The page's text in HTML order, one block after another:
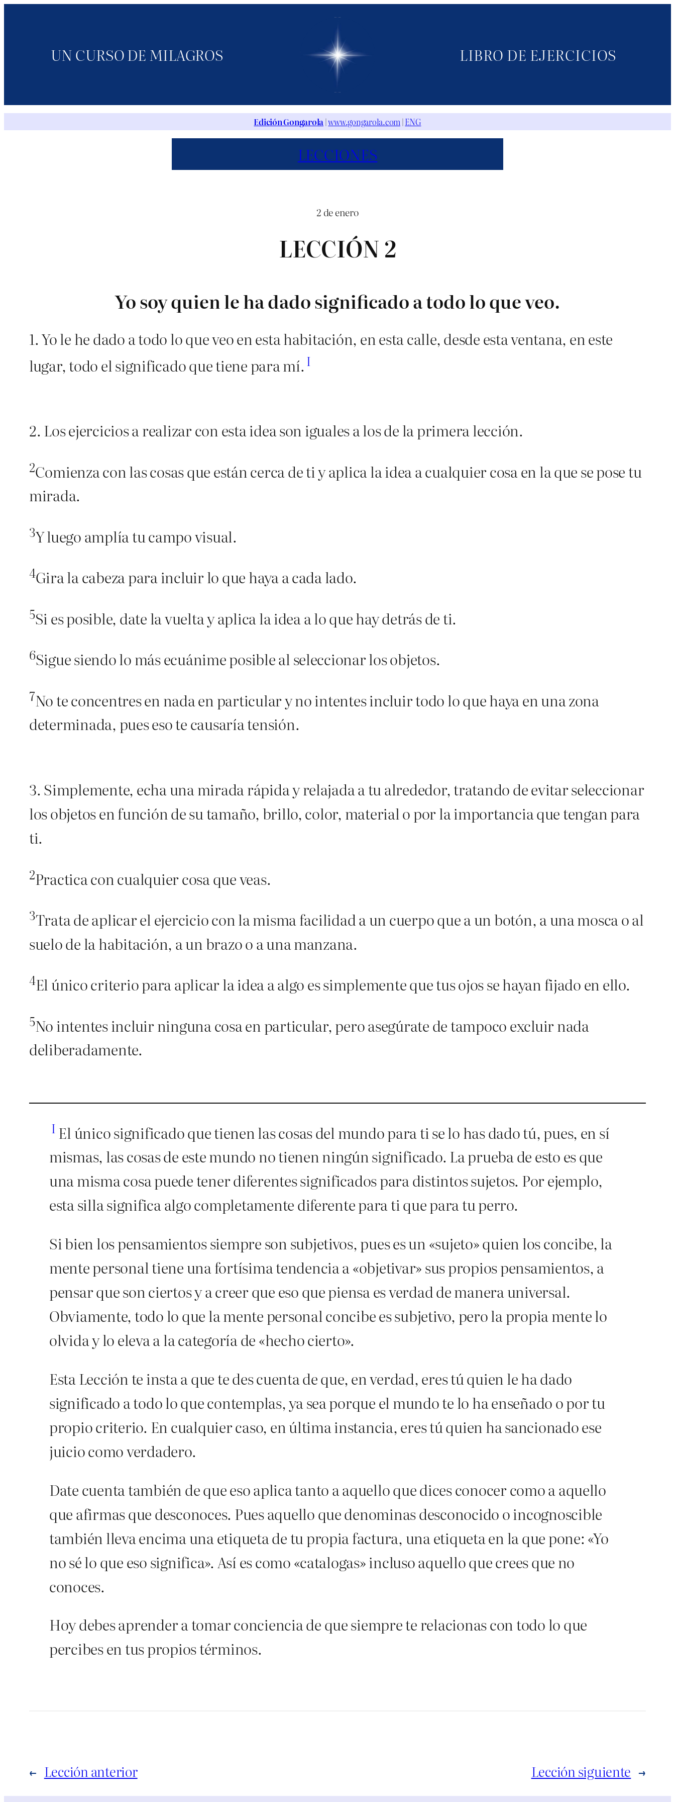
contenidoUN CURSO DE MILAGROS LIBRO DE EJERCICIOS
Edición Gongarola|www.gongarola.com|ENG
LECCIONES
2 de enero
LECCIÓN 2
Yo soy quien le ha dado significado a todo lo que veo.
1. Yo le he dado a todo lo que veo en esta habitación, en esta calle, desde esta ventana, en este
lugar, todo el significado que tiene para mí. I
2. Los ejercicios a realizar con esta idea son iguales a los de la primera lección.
2Comienza con las cosas que están cerca de ti y aplica la idea a cualquier cosa en la que se pose tu
mirada.
3Y luego amplía tu campo visual.
4Gira la cabeza para incluir lo que haya a cada lado.
5Si es posible, date la vuelta y aplica la idea a lo que hay detrás de ti.
6Sigue siendo lo más ecuánime posible al seleccionar los objetos.
7No te concentres en nada en particular y no intentes incluir todo lo que haya en una zona
determinada, pues eso te causaría tensión.
3. Simplemente, echa una mirada rápida y relajada a tu alrededor, tratando de evitar seleccionar
los objetos en función de su tamaño, brillo, color, material o por la importancia que tengan para
ti.
2Practica con cualquier cosa que veas.
3Trata de aplicar el ejercicio con la misma facilidad a un cuerpo que a un botón, a una mosca o al
suelo de la habitación, a un brazo o a una manzana.
4El único criterio para aplicar la idea a algo es simplemente que tus ojos se hayan fijado en ello.
5No intentes incluir ninguna cosa en particular, pero asegúrate de tampoco excluir nada
deliberadamente.
I El único significado que tienen las cosas del mundo para ti se lo has dado tú, pues, en sí
mismas, las cosas de este mundo no tienen ningún significado. La prueba de esto es que
una misma cosa puede tener diferentes significados para distintos sujetos. Por ejemplo,
esta silla significa algo completamente diferente para ti que para tu perro.
Si bien los pensamientos siempre son subjetivos, pues es un «sujeto» quien los concibe, la
mente personal tiene una fortísima tendencia a «objetivar» sus propios pensamientos, a
pensar que son ciertos y a creer que eso que piensa es verdad de manera universal.
Obviamente, todo lo que la mente personal concibe es subjetivo, pero la propia mente lo
olvida y lo eleva a la categoría de «hecho cierto».
Esta Lección te insta a que te des cuenta de que, en verdad, eres tú quien le ha dado
significado a todo lo que contemplas, ya sea porque el mundo te lo ha enseñado o por tu
propio criterio. En cualquier caso, en última instancia, eres tú quien ha sancionado ese
juicio como verdadero.
Date cuenta también de que eso aplica tanto a aquello que dices conocer como a aquello
que afirmas que desconoces. Pues aquello que denominas desconocido o incognoscible
también lleva encima una etiqueta de tu propia factura, una etiqueta en la que pone: «Yo
no sé lo que eso significa». Así es como «catalogas» incluso aquello que crees que no
conoces.
Hoy debes aprender a tomar conciencia de que siempre te relacionas con todo lo que
percibes en tus propios términos.
← Lección anterior Lección siguiente →